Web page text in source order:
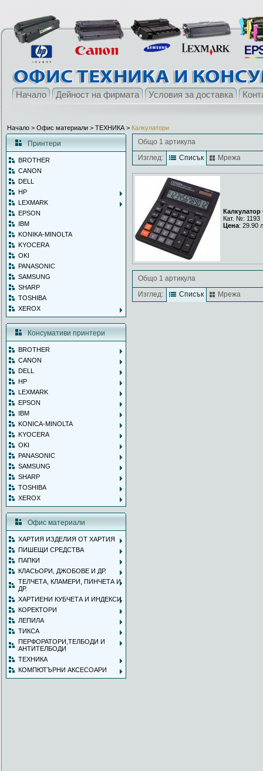
Начало Дейност на фирмата Условия за доставка
Начало > Офис материали > ТЕХНИКА > Калкулатори
Принтери
BROTHER
CANON
DELL
HP
LEXMARK
EPSON
IBM
KONIKA-MINOLTA
KYOCERA
OKI
PANASONIC
SAMSUNG
SHARP
TOSHIBA
XEROX
Консумативи принтери
BROTHER
CANON
DELL
HP
LEXMARK
EPSON
IBM
KONICA-MINOLTA
KYOCERA
OKI
PANASONIC
SAMSUNG
SHARP
TOSHIBA
XEROX
Офис материали
ХАРТИЯ ИЗДЕЛИЯ ОТ ХАРТИЯ
ПИШЕЩИ СРЕДСТВА
ПАПКИ
КЛАСЬОРИ, ДЖОБОВЕ И ДР.
ТЕЛЧЕТА, КЛАМЕРИ, ПИНЧЕТА И
ДР.
ХАРТИЕНИ КУБЧЕТА И ИНДЕКСИ
КОРЕКТОРИ
ЛЕПИЛА
ТИКСА
ПЕРФОРАТОРИ,ТЕЛБОДИ И
АНТИТЕЛБОДИ
ТЕХНИКА
КОМПЮТЪРНИ АКСЕСОАРИ
Общо 1 артикула
Изглед:
Списък Мрежа
Калкулатор
Кат. №: 1193
Цена: 29.90
Общо 1 артикула
Изглед:
Списък Мрежа